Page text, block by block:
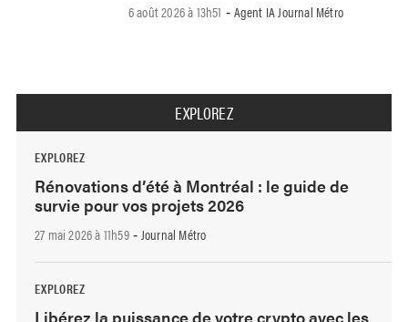
6 août 2026 à 13h51 - Agent IA Journal Métro
EXPLOREZ
EXPLOREZ
Rénovations d’été à Montréal : le guide de
survie pour vos projets 2026
27 mai 2026 à 11h59- Journal Métro
EXPLOREZ
Libérez la puissance de votre crypto avec les